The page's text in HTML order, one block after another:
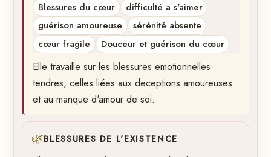
Blessures du cœur
difficulté a s'aimer
guérison amoureuse
sérénité absente
cœur fragile
Douceur et guérison du cœur
Elle travaille sur les blessures emotionnelles
tendres, celles liées aux deceptions amoureuses
et au manque d'amour de soi.
🌿BLESSURES DE L'EXISTENCE